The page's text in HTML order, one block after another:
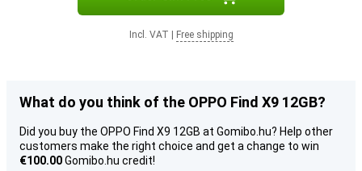
Incl. VAT Free shipping
What do you think of the OPPO Find X9 12GB?
Did you buy the OPPO Find X9 12GB at Gomibo.hu? Help other
customers make the right choice and get a change to win
€100.00Gomibo.hu credit!